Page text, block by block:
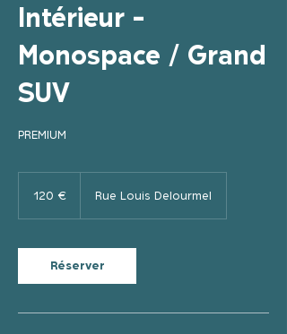
Intérieur -
Monospace / Grand
SUV
PREMIUM
120 € Rue Louis Delourmel
Réserver